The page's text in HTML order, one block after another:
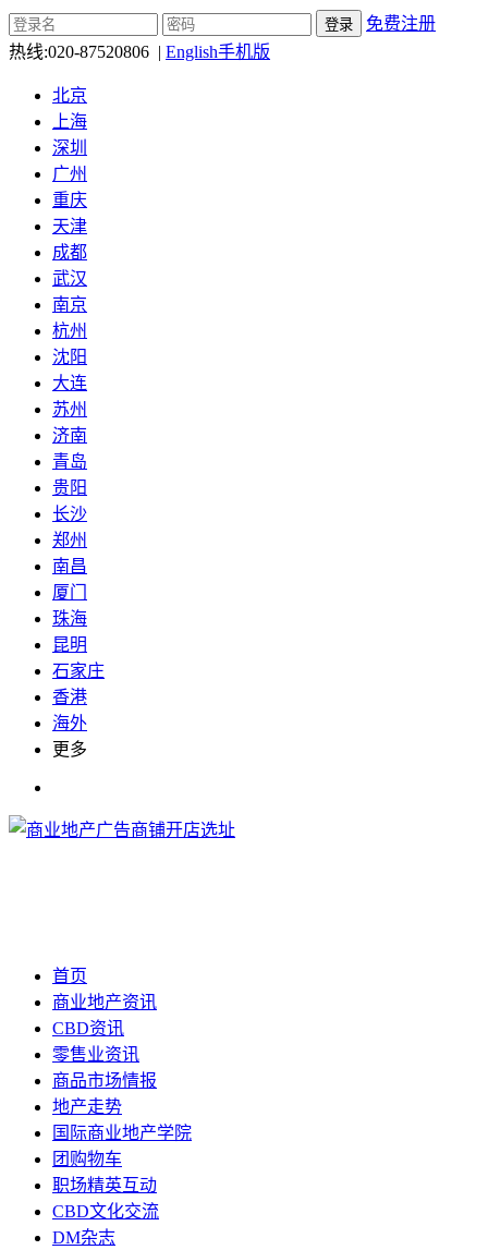
免费注册
热线:020-87520806 | English手机版
北京
上海
深圳
广州
重庆
天津
成都
武汉
南京
杭州
沈阳
大连
苏州
济南
青岛
贵阳
长沙
郑州
南昌
厦门
珠海
昆明
石家庄
香港
海外
更多
首页
商业地产资讯
CBD资讯
零售业资讯
商品市场情报
地产走势
国际商业地产学院
团购物车
职场精英互动
CBD文化交流
DM杂志